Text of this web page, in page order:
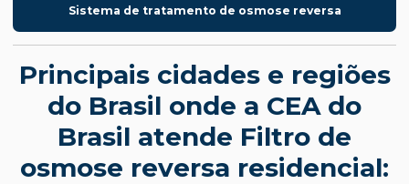
Sistema de tratamento de osmose reversa
Principais cidades e regiões
do Brasil onde a CEA do
Brasil atende Filtro de
osmose reversa residencial: